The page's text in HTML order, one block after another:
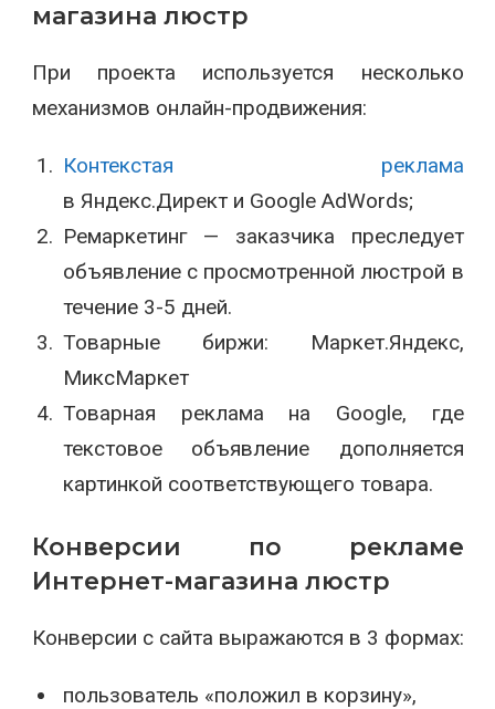
магазина люстр
При проекта используется несколько
механизмов онлайн-продвижения:
Контекстая реклама
в Яндекс.Директ и Google AdWords;
Ремаркетинг — заказчика преследует
объявление с просмотренной люстрой в
течение 3-5 дней.
Товарные биржи: Маркет.Яндекс,
МиксМаркет
Товарная реклама на Google, где
текстовое объявление дополняется
картинкой соответствующего товара.
Конверсии по рекламе
Интернет-магазина люстр
Конверсии с сайта выражаются в 3 формах:
пользователь «положил в корзину»,